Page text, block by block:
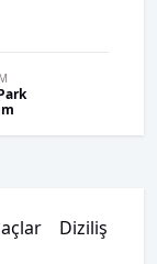
Dizilişler